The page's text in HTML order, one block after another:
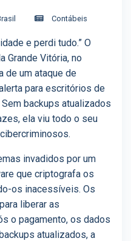
Contábeis
e perdi tudo.” O
Grande Vitória, no
de um ataque de
para escritórios de
backups atualizados
ela viu todo o seu
invadidos por um
que criptografa os
os inacessíveis. Os
liberar as
o pagamento, os dados
atualizados, a